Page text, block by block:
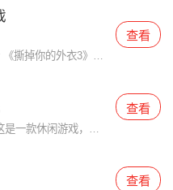
撕掉你的外衣3游戏简介 《撕掉你的外衣3》是一款充满创意和挑战的休闲益智游戏，以其独特的玩法和引人入胜的剧情吸引了大量玩家。在游戏中，玩家需要通过智慧和策略解开谜题，帮助角色逐步撕掉外衣，展现其真实魅
查看
查看
查看